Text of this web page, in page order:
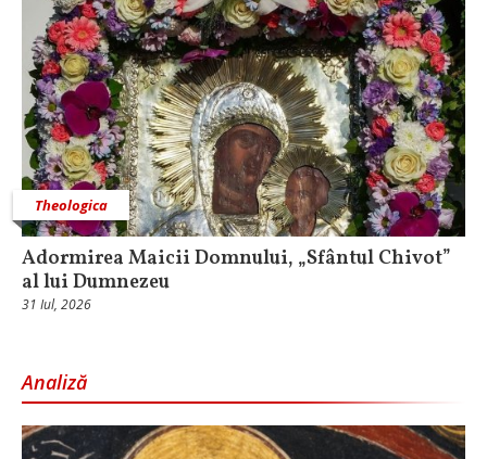
Theologica
Adormirea Maicii Domnului, „Sfântul Chivot”
al lui Dumnezeu
31 Iul, 2026
Analiză